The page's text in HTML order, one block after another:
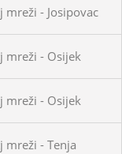
- Josipovac
mreži - Osijek
mreži - Osijek
- Tenja